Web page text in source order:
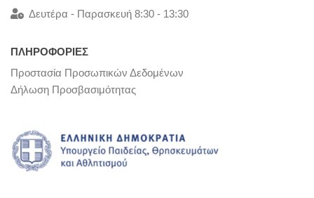
Δευτέρα - Παρασκευή 8:30 - 13:30
ΠΛΗΡΟΦΟΡΙΕΣ
Προστασία Προσωπικών Δεδομένων
Δήλωση Προσβασιμότητας